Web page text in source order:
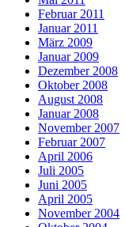
Februar 2011
Januar 2011
März 2009
Januar 2009
Dezember 2008
Oktober 2008
August 2008
Januar 2008
November 2007
Februar 2007
April 2006
Juli 2005
Juni 2005
April 2005
November 2004